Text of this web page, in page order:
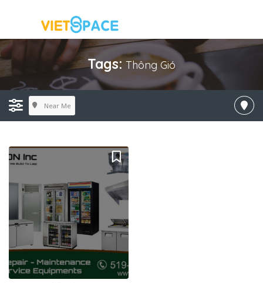
Tags:Thông Gió
Near Me